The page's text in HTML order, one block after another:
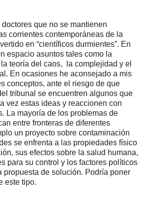
doctores que no se mantienen
corrientes contemporáneas de la
en “científicos durmientes”. En
espacio asuntos tales como la
teoría del caos,
la complejidad y el
En ocasiones he aconsejado a mis
conceptos, ante el riesgo de que
tribunal se encuentren algunos que
vez estas ideas y reaccionen con
La mayoría de los problemas de
entre fronteras de diferentes
un proyecto sobre contaminación
se enfrenta a las propiedades físico
sus efectos sobre la salud humana,
para su control y los factores políticos
propuesta de solución. Podría poner
este tipo.